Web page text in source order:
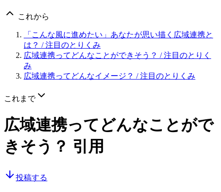
これから
「こんな風に進めたい」あなたが思い描く広域連携と
は？ / 注目のとりくみ
広域連携ってどんなことができそう？ / 注目のとりく
み
広域連携ってどんなイメージ？ / 注目のとりくみ
これまで
広域連携ってどんなことがで
きそう？ 引用
投稿する